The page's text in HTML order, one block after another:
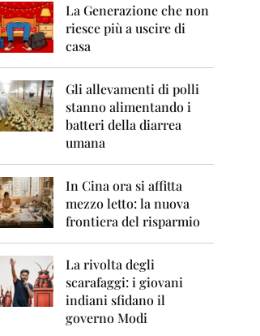
La Generazione che non
riesce più a uscire di
casa
Gli allevamenti di polli
stanno alimentando i
batteri della diarrea
umana
In Cina ora si affitta
mezzo letto: la nuova
frontiera del risparmio
La rivolta degli
scarafaggi: i giovani
indiani sfidano il
governo Modi